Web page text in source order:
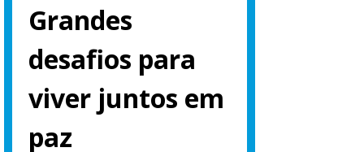
Grandes
desafios para
viver juntos em
paz